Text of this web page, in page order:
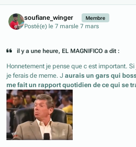
soufiane_winger Membre
Posté(e) le 7 mars le 7 mars
il y a une heure, EL MAGNIFICO a dit :
Honnetement je pense que c est important.
je ferais de meme. J aurais un gars qui
me fait un rapport quotidien de ce qui se